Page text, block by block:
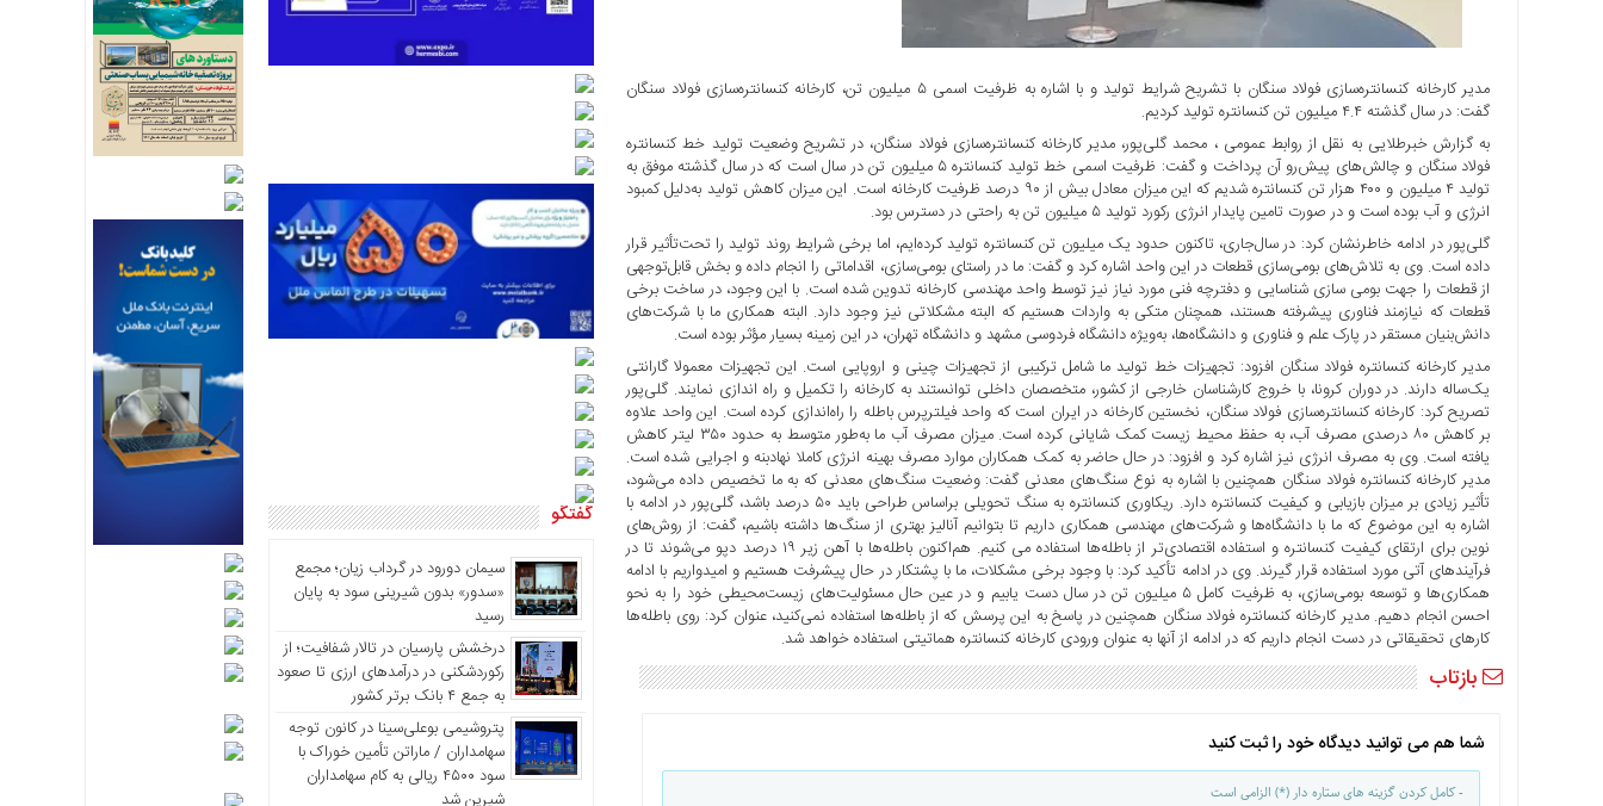
مدیر کارخانه کنسانتره‌سازی فولاد سنگان با تشریح شرایط تولید و با اشاره به ظرفیت اسمی ۵ میلیون تن، کارخانه کنسانتره‌سازی فولاد سنگان
گفت: در سال گذشته ۴.۴ میلیون تن کنسانتره تولید کردیم.
به گزارش خبرطلایی به نقل از روابط عمومی ، محمد گلی‌پور، مدیر کارخانه کنسانتره‌سازی فولاد سنگان، در تشریح وضعیت تولید خط کنسانتره
فولاد سنگان و چالش‌های پیش‌رو آن پرداخت و گفت: ظرفیت اسمی خط تولید کنسانتره ۵ میلیون تن در سال است که در سال گذشته موفق به
تولید ۴ میلیون و ۴۰۰ هزار تن کنسانتره شدیم که این میزان معادل بیش از ۹۰ درصد ظرفیت کارخانه است. این‌ میزان کاهش تولید به‌دلیل کمبود
انرژی و آب بوده است و در صورت تامین پایدار انرژی رکورد تولید ۵ میلیون تن به راحتی در دسترس بود.
گلی‌پور در ادامه خاطرنشان کرد: در سال‌جاری، تاکنون حدود یک میلیون تن کنسانتره تولید کرده‌ایم، اما برخی شرایط روند تولید را تحت‌تأثیر قرار
داده است. وی به تلاش‌های بومی‌سازی قطعات در این واحد اشاره کرد و گفت: ما در راستای بومی‌سازی، اقداماتی را انجام داده و بخش قابل‌توجهی
از قطعات را جهت بومی سازی شناسایی و دفترچه فنی مورد نیاز نیز توسط واحد مهندسی کارخانه تدوین شده است. با این وجود، در ساخت برخی
قطعات که نیازمند فناوری پیشرفته هستند، همچنان متکی به واردات هستیم که البته مشکلاتی نیز وجود دارد. البته همکاری ما با شرکت‌های
دانش‌بنیان مستقر در پارک علم و فناوری و دانشگاه‌ها، به‌ویژه دانشگاه فردوسی مشهد و دانشگاه تهران، در این زمینه بسیار مؤثر بوده است.
مدیر کارخانه کنسانتره فولاد سنگان افزود: تجهیزات خط تولید ما شامل ترکیبی از تجهیزات چینی و اروپایی است. این تجهیزات معمولا گارانتی
یک‌ساله دارند. در دوران کرونا، با خروج کارشناسان خارجی از کشور، متخصصان داخلی توانستند به کارخانه را تکمیل و راه اندازی نمایند. گلی‌پور
تصریح کرد: کارخانه کنسانتره‌سازی فولاد سنگان، نخستین کارخانه در ایران است که واحد فیلترپرس باطله را راه‌اندازی کرده است. این واحد علاوه
بر کاهش ۸۰ درصدی مصرف آب، به حفظ محیط زیست کمک شایانی کرده است. میزان مصرف آب ما به‌طور متوسط به حدود ۳۵۰ لیتر کاهش
یافته است. وی به مصرف انرژی نیز اشاره کرد و افزود: در حال حاضر به کمک همکاران موارد مصرف بهینه انرژی کاملا نهادبنه و اجرایی شده است.
مدیر کارخانه کنسانتره فولاد سنگان همچنین با اشاره به نوع سنگ‌های معدنی گفت: وضعیت سنگ‌های معدنی که به ما تخصیص داده می‌شود،
تأثیر زیادی بر میزان بازیابی و کیفیت کنسانتره دارد. ریکاوری کنسانتره به سنگ تحویلی براساس طراحی باید ۵۰ درصد باشد، گلی‌پور در ادامه با
اشاره به این موضوع که ما با دانشگاه‌ها و شرکت‌های مهندسی همکاری داریم تا بتوانیم آنالیز بهتری از سنگ‌ها داشته باشیم، گفت: از روش‌های
نوین برای ارتقای کیفیت کنسانتره و استفاده اقتصادی‌تر از باطله‌ها استفاده می کنیم. هم‌اکنون باطله‌ها با آهن زیر ۱۹ درصد دپو می‌شوند تا در
فرآیندهای آتی مورد استفاده قرار گیرند. وی در ادامه تأکید کرد: با وجود برخی مشکلات، ما با پشتکار در حال پیشرفت هستیم و امیدواریم با ادامه
همکاری‌ها و توسعه بومی‌سازی، به ظرفیت کامل ۵ میلیون تن در سال دست یابیم و در عین حال مسئولیت‌های زیست‌محیطی خود را به نحو
احسن انجام دهیم. مدیر کارخانه کنسانتره فولاد سنگان همچنین در پاسخ به این پرسش که از باطله‌ها استفاده نمی‌کنید، عنوان کرد: روی باطله‌ها
کارهای تحقیقاتی در دست انجام داریم که در ادامه از آنها به عنوان ورودی کارخانه کنسانتره هماتیتی استفاده خواهد شد.
بازتاب
شما هم می توانید دیدگاه خود را ثبت کنید
- کامل کردن گزینه های ستاره دار (*) الزامی است
گفتگو
سیمان دورود در گرداب زیان؛ مجمع
«سدور» بدون شیرینی سود به پایان
رسید
درخشش پارسیان در تالار شفافیت؛ از
رکوردشکنی در درآمدهای ارزی تا صعود
به جمع ۴ بانک برتر کشور
پتروشیمی بوعلی‌سینا در کانون توجه
سهامداران / ماراتن تأمین خوراک با
سود ۴۵۰۰ ریالی به کام سهامداران
شیرین شد